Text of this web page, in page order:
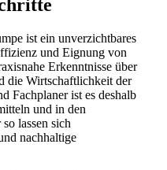
ist ein unverzichtbares
und Eignung von
Erkenntnisse über
die Wirtschaftlichkeit der
Fachplaner ist es deshalb
und in den
lassen sich
nachhaltige